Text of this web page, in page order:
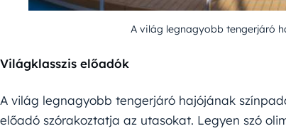
A világ legnagyobb tengerjáró
Világklasszis előadók
A világ legnagyobb tengerjáró hajójának
előadó szórakoztatja az utasokat. Legyen szó